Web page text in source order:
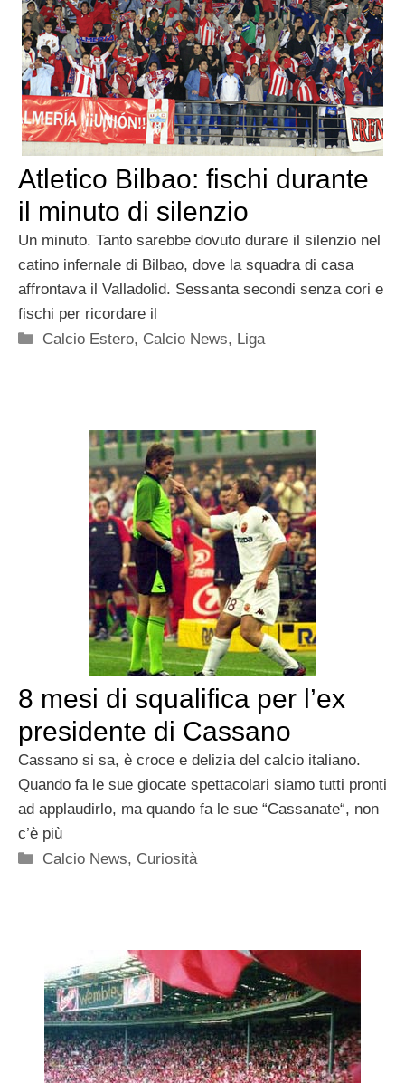
Atletico Bilbao: fischi durante
il minuto di silenzio
Un minuto. Tanto sarebbe dovuto durare il silenzio nel
catino infernale di Bilbao, dove la squadra di casa
affrontava il Valladolid. Sessanta secondi senza cori e
fischi per ricordare il
Categorie
Calcio Estero, Calcio News, Liga
8 mesi di squalifica per l’ex
presidente di Cassano
Cassano si sa, è croce e delizia del calcio italiano.
Quando fa le sue giocate spettacolari siamo tutti pronti
ad applaudirlo, ma quando fa le sue “Cassanate“, non
c’è più
Categorie
Calcio News, Curiosità